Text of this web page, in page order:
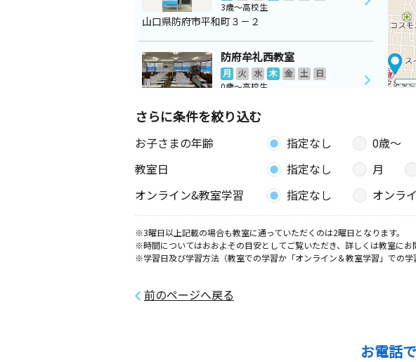
3歳～高校生
山口県防府市平和町３－２
防府牟礼西教室
月 火 水 木 金 土
日
0歳～高校生
防府桑南教室
木 金 土 日
0歳～高校生
さらに条件を絞り込む
お子さまの年齢 指定なし 0歳〜
教室日
指定なし 月
オンライン&教室学習
指定なし オンラ
※3曜日以上記載の場合も教室に通っていただくのは2曜日となります。
※時間についてはおおよその目安としてご覧いただき、詳しくは教室に
※学習日及び学習方法（教室での学習か「オンライン＆教室学習」での
前のページへ戻る
お電話